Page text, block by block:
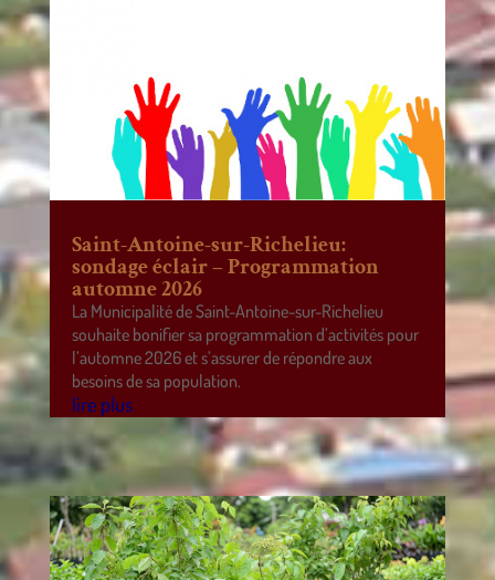
Saint-Antoine-sur-Richelieu:
sondage éclair – Programmation
automne 2026
La Municipalité de Saint-Antoine-sur-Richelieu
souhaite bonifier sa programmation d’activités pour
l’automne 2026 et s’assurer de répondre aux
besoins de sa population.
lire plus